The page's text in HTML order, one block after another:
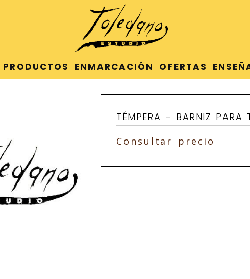
PRODUCTOS ENMARCACIÓN OFERTAS
TÉMPERA - BARNIZ PARA
Consultar precio